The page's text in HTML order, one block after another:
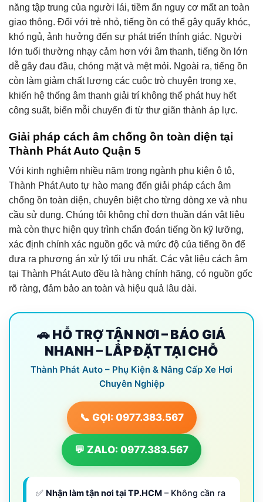
năng tập trung của người lái, tiềm ẩn nguy cơ mất an toàn
giao thông. Đối với trẻ nhỏ, tiếng ồn có thể gây quấy khóc,
khó ngủ, ảnh hưởng đến sự phát triển thính giác. Người
lớn tuổi thường nhạy cảm hơn với âm thanh, tiếng ồn lớn
dễ gây đau đầu, chóng mặt và mệt mỏi. Ngoài ra, tiếng ồn
còn làm giảm chất lượng các cuộc trò chuyện trong xe,
khiến hệ thống âm thanh giải trí không thể phát huy hết
công suất, biến mỗi chuyến đi từ thư giãn thành áp lực.
Giải pháp cách âm chống ồn toàn diện tại
Thành Phát Auto Quận 5
Với kinh nghiệm nhiều năm trong ngành phụ kiện ô tô,
Thành Phát Auto tự hào mang đến giải pháp cách âm
chống ồn toàn diện, chuyên biệt cho từng dòng xe và nhu
cầu sử dụng. Chúng tôi không chỉ đơn thuần dán vật liệu
mà còn thực hiện quy trình chẩn đoán tiếng ồn kỹ lưỡng,
xác định chính xác nguồn gốc và mức độ của tiếng ồn để
đưa ra phương án xử lý tối ưu nhất. Các vật liệu cách âm
tại Thành Phát Auto đều là hàng chính hãng, có nguồn gốc
rõ ràng, đảm bảo an toàn và hiệu quả lâu dài.
🚗 HỖ TRỢ TẬN NƠI – BÁO GIÁ
NHANH – LẮP ĐẶT TẠI CHỖ
Thành Phát Auto – Phụ Kiện & Nâng Cấp Xe Hơi
Chuyên Nghiệp
📞 GỌI: 0977.383.567
💬 ZALO: 0977.383.567
✅ Nhận làm tận nơi tại TP.HCM – Không cần ra